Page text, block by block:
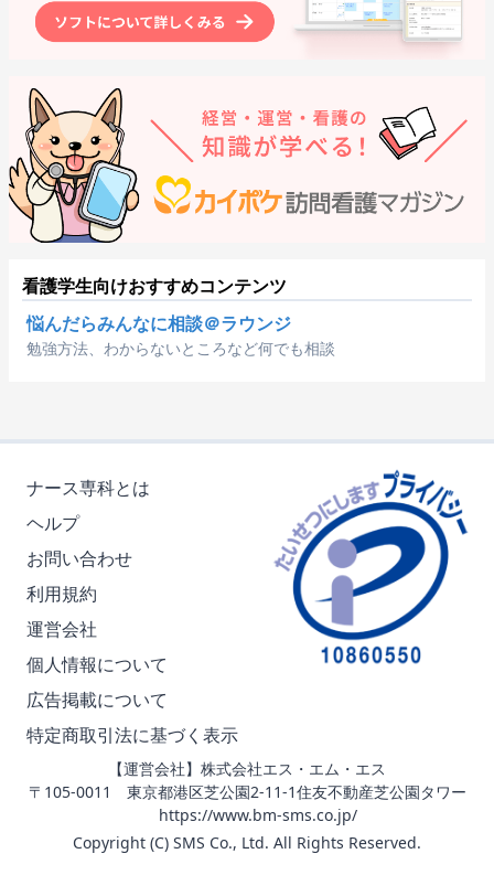
看護学生向けおすすめコンテンツ
悩んだらみんなに相談＠ラウンジ
勉強方法、わからないところなど何でも相談
ナース専科とは
ヘルプ
お問い合わせ
利用規約
運営会社
個人情報について
広告掲載について
特定商取引法に基づく表示
【運営会社】株式会社エス・エム・エス
〒105-0011 東京都港区芝公園2-11-1住友不動産芝公園タワー
https://www.bm-sms.co.jp/
Copyright (C) SMS Co., Ltd. All Rights Reserved.